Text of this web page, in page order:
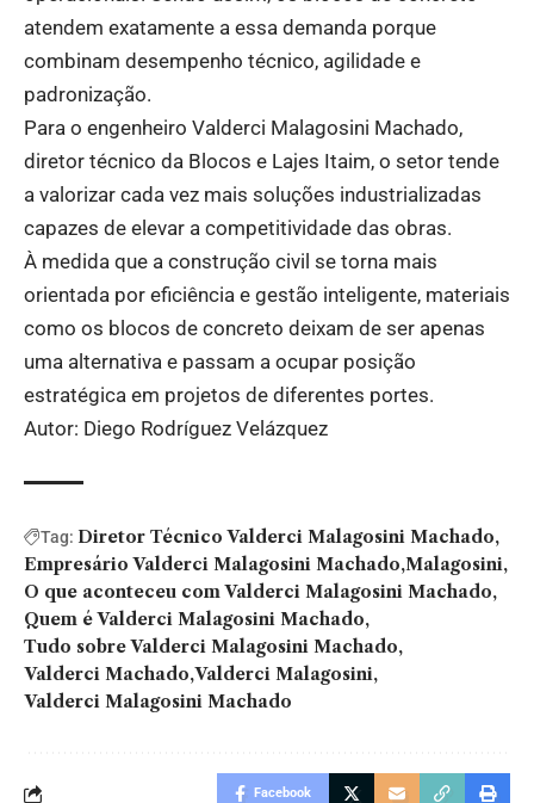
atendem exatamente a essa demanda porque
combinam desempenho técnico, agilidade e
padronização.
Para o engenheiro Valderci Malagosini Machado,
diretor técnico da Blocos e Lajes Itaim, o setor tende
a valorizar cada vez mais soluções industrializadas
capazes de elevar a competitividade das obras.
À medida que a construção civil se torna mais
orientada por eficiência e gestão inteligente, materiais
como os blocos de concreto deixam de ser apenas
uma alternativa e passam a ocupar posição
estratégica em projetos de diferentes portes.
Autor: Diego Rodríguez Velázquez
Tag: Diretor Técnico Valderci Malagosini Machado
Empresário Valderci Malagosini Machado Malagosini
O que aconteceu com Valderci Malagosini Machado
Quem é Valderci Malagosini Machado
Tudo sobre Valderci Malagosini Machado
Valderci Machado Valderci Malagosini
Valderci Malagosini Machado
Facebook